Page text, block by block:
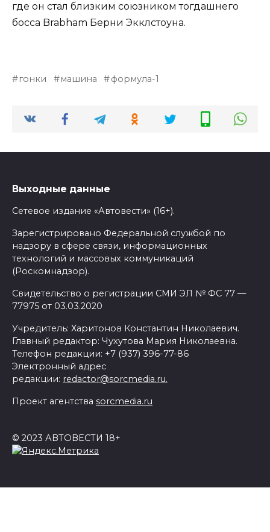
где он стал близким союзником тогдашнего
босса Brabham Берни Экклстоуна.
гонки машина формула-1
Выходные данные
Сетевое издание «Автовести» (16+).
Зарегистрировано Федеральной службой по
надзору в сфере связи, информационных
технологий и массовых коммуникаций
(Роскомнадзор).
Свидетельство о регистрации СМИ ЭЛ № ФС 77 —
77975 от 03.03.2020
Учредитель: Харитонов Константин Николаевич.
Главный редактор: Чухутова Мария Николаевна.
Телефон редакции: +7 (937) 396-77-86
Электронный адрес
редакции: redactor@sorcmedia.ru.
Проект агентства sorcmedia.ru
© 2023 АВТОВЕСТИ 18+